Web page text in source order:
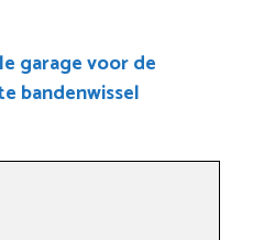
garage voor de
bandenwissel